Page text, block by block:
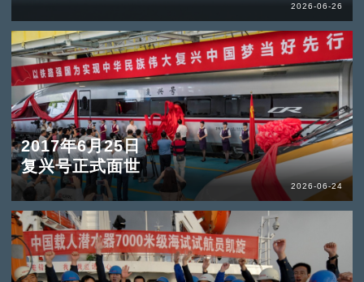
2026-06-26
2017年6月25日
复兴号正式面世
2026-06-24